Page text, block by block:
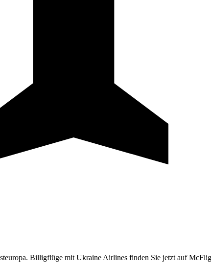
Billigflüge mit Ukraine Airlines finden Sie jetzt auf